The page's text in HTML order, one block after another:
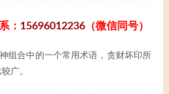
： 15696012236 （微信同号）
组合中的一个常用术语，贪财坏印所
广。